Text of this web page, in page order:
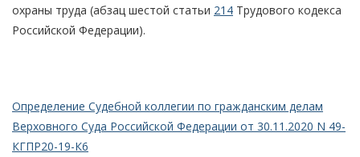
охраны труда (абзац шестой статьи 214 Трудового кодекса
Российской Федерации).
Определение Судебной коллегии по гражданским делам
Верховного Суда Российской Федерации от 30.11.2020 N 49-
КГПР20-19-К6